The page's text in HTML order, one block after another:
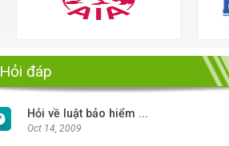
Hỏi đáp
Hỏi về luật bảo hiểm ...
Oct 14, 2009